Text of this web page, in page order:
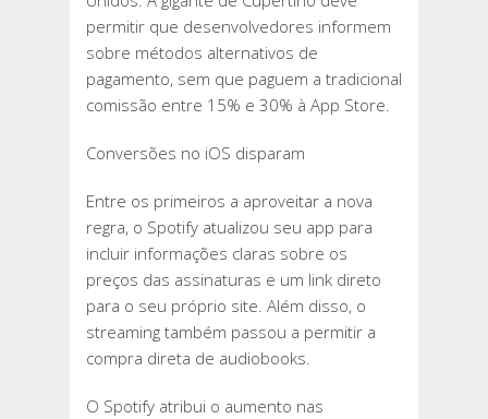
permitir que desenvolvedores informem
sobre métodos alternativos de
pagamento, sem que paguem a tradicional
comissão entre 15% e 30% à App Store.
Conversões no iOS disparam
Entre os primeiros a aproveitar a nova
regra, o Spotify atualizou seu app para
incluir informações claras sobre os
preços das assinaturas e um link direto
para o seu próprio site. Além disso, o
streaming também passou a permitir a
compra direta de audiobooks.
O Spotify atribui o aumento nas